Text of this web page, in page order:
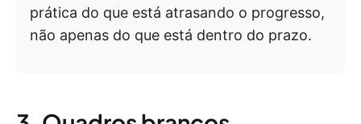
prática do que está atrasando o progresso,
não apenas do que está dentro do prazo.